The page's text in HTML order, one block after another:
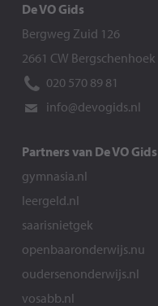
De VO Gids
Bergweg Zuid 126
2661 CW Bergschenhoek
020 570 89 81
info@devogids.nl
Partners van De VO Gids
gymnasia.nl
leergeld.nl
saarisnietgek
openbaaronderwijs.nu
oudersenonderwijs.nl
vosabb.nl